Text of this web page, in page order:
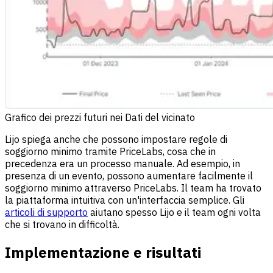
Grafico dei prezzi futuri nei Dati del vicinato
Lijo spiega anche che possono impostare regole di
soggiorno minimo tramite PriceLabs, cosa che in
precedenza era un processo manuale. Ad esempio, in
presenza di un evento, possono aumentare facilmente il
soggiorno minimo attraverso PriceLabs. Il team ha trovato
la piattaforma intuitiva con un'interfaccia semplice. Gli
articoli di supporto aiutano spesso Lijo e il team ogni volta
che si trovano in difficoltà.
Implementazione e risultati